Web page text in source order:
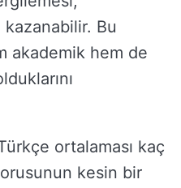
Bu
akademik hem de
ortalaması kaç
kesin bir